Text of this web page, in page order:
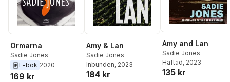
Ormarna
Sadie Jones
E-bok 2020
169 kr
Amy & Lan
Sadie Jones
Inbunden, 2023
184 kr
Amy and Lan
Sadie Jones
Häftad, 2023
135 kr